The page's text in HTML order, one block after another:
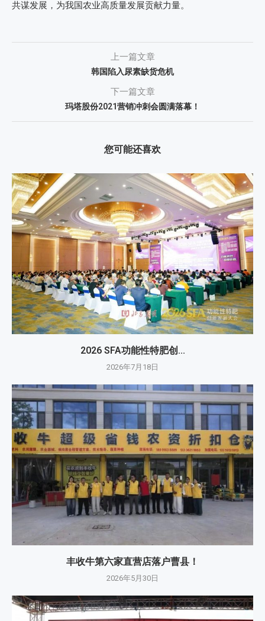
共谋发展，为我国农业高质量发展贡献力量。
上一篇文章
韩国陷入尿素缺货危机
下一篇文章
玛塔股份2021营销冲刺会圆满落幕！
您可能还喜欢
2026 SFA功能性特肥创...
2026年7月18日
丰收牛第六家直营店落户曹县！
2026年5月30日